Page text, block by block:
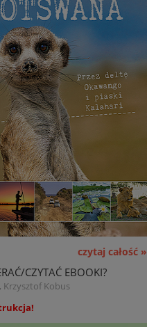
czytaj całość »
CZYTAĆ EBOOKI?
Krzysztof Kobus